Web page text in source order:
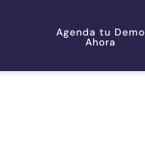
Agenda tu Demo
Ahora